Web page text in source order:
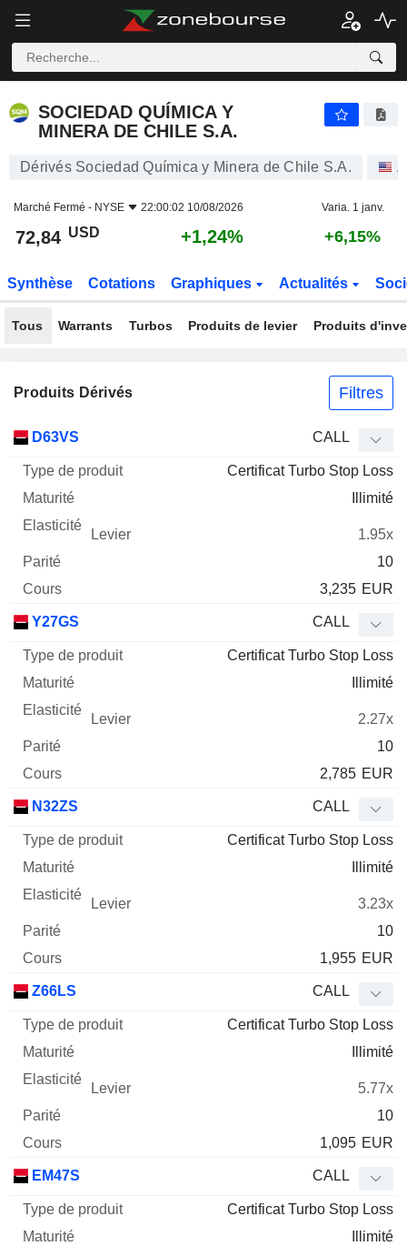
SOCIEDAD QUÍMICA Y
MINERA DE CHILE S.A.
Dérivés Sociedad Química y Minera de Chile S.A.
Marché Fermé - NYSE 22:00:02 10/08/2026 Varia. 1 janv.
72,84 USD +1,24% +6,15%
Synthèse Cotations Graphiques Actualités
Tous Warrants Turbos Produits de levier Produits
Produits Dérivés Filtres
Mnemo Type produit
Elasticité Levier Parité
D63VS CALL
Certificat Turbo Stop Loss
Illimité
1.95x
10
3,235 EUR
Y27GS CALL
Certificat Turbo Stop Loss
Illimité
2.27x
10
2,785 EUR
N32ZS CALL
Certificat Turbo Stop Loss
Illimité
3.23x
10
1,955 EUR
Z66LS CALL
Certificat Turbo Stop Loss
Illimité
5.77x
10
1,095 EUR
EM47S CALL
Certificat Turbo Stop Loss
Illimité